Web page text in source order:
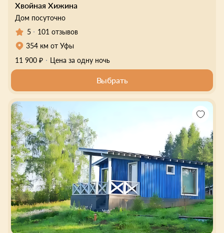
Хвойная Хижина
Дом посуточно
5
101 отзывов
354 км от Уфы
11 900 ₽
Цена за одну ночь
Выбрать